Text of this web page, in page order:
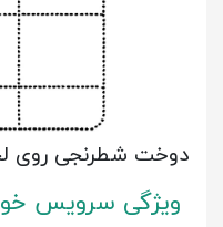
دوخت شطرنجی روی
ویژگی سرویس